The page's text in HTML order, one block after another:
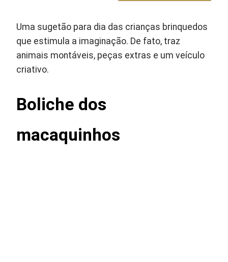
Uma sugetão para dia das crianças brinquedos
que estimula a imaginação. De fato, traz
animais montáveis, peças extras e um veículo
criativo.
Boliche dos
macaquinhos ‎